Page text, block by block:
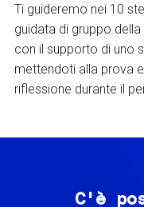
Ti guideremo nei 10
guidata di gruppo
con il supporto di uno
mettendoti alla prova
riflessione durante il
C'è